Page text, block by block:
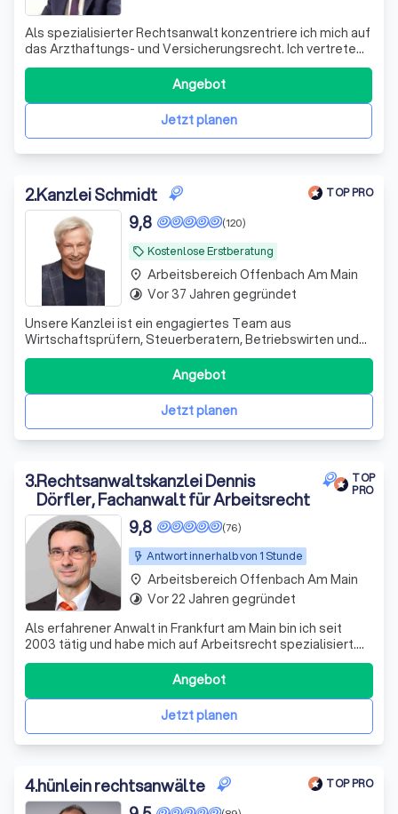
Als spezialisierter Rechtsanwalt konzentriere ich mich auf
das Arzthaftungs- und Versicherungsrecht. Ich vertrete
ausschließlich geschädigte Patienten und Versicherte. Im
Versicherungsrecht bin ich auf die
Berufsunfähigkeitsversicherung, die private
Unfallversicherung und die Gebäudeversicherung s
Jetzt planen
Angebot
2.Kanzlei Schmidt TOP PRO
local_offer Kostenlose Erstberatung
(120)
9,8
Unsere Kanzlei ist ein engagiertes Team aus
Wirtschaftsprüfern, Steuerberatern, Betriebswirten und
Fachanwälten. Seit 1995 unterstützen wir unsere
Mandanten erfolgreich in schwierigen Finanzsituationen.
Wir sehen uns nicht nur als Ansprechpartner, sondern auch
als Ratgeber und Umsetzer von Lösungen.
Jetzt planen
Angebot
place Arbeitsbereich Offenbach Am Main
timelapse Vor 37 Jahren gegründet
3.Rechtsanwaltskanzlei Dennis
Dörfler, Fachanwalt für Arbeitsrecht
TOP
PRO
Antwort innerhalb von 1 Stunde
(76)
9,8
Als erfahrener Anwalt in Frankfurt am Main bin ich seit
2003 tätig und habe mich auf Arbeitsrecht spezialisiert.
Seit vielen Jahren bin ich auch Fachanwalt für Arbeitsrecht
und blicke auf eine mehr als 20-jährige Berufserfahrung
zurück. Meine Erfahrung und Expertise ermöglichen es mir,
Ihnen in dies
Jetzt planen
Angebot
place Arbeitsbereich Offenbach Am Main
timelapse Vor 22 Jahren gegründet
4.hünlein rechtsanwälte TOP PRO